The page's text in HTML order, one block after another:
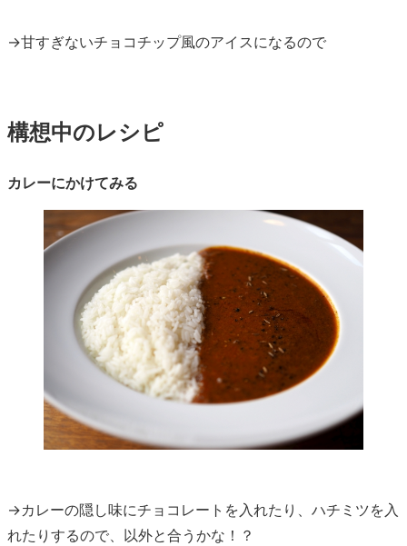
→甘すぎないチョコチップ風のアイスになるので
構想中のレシピ
カレーにかけてみる
→カレーの隠し味にチョコレートを入れたり、ハチミツを入
れたりするので、以外と合うかな！？